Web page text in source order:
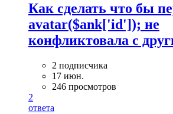
Как сделать что бы
avatar($ank['id']); не
конфликтовала с
2 подписчика
17 июн.
246 просмотров
2
ответа